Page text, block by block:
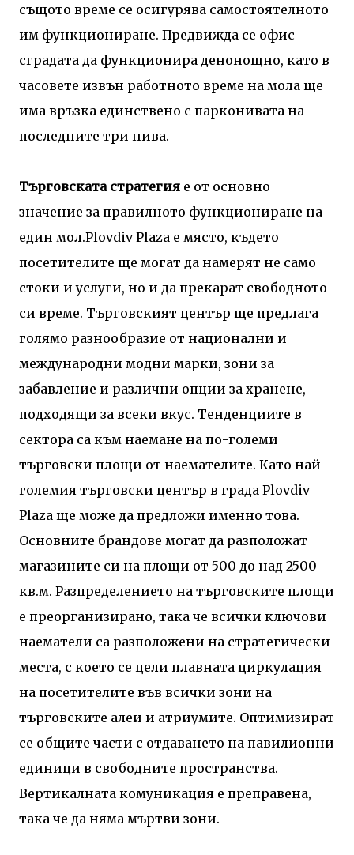
същото време се осигурява самостоятелното
им функциониране. Предвижда се офис
сградата да функционира денонощно, като в
часовете извън работното време на мола ще
има връзка единствено с парконивата на
последните три нива.
Търговската стратегия е от основно
значение за правилното функциониране на
един мол.Plovdiv Plaza е място, където
посетителите ще могат да намерят не само
стоки и услуги, но и да прекарат свободното
си време. Търговският център ще предлага
голямо разнообразие от национални и
международни модни марки, зони за
забавление и различни опции за хранене,
подходящи за всеки вкус. Тенденциите в
сектора са към наемане на по-големи
търговски площи от наемателите. Като най-
големия търговски център в града Plovdiv
Plaza ще може да предложи именно това.
Основните брандове могат да разположат
магазините си на площи от 500 до над 2500
кв.м. Разпределението на търговските площи
е преорганизирано, така че всички ключови
наематели са разположени на стратегически
места, с което се цели плавната циркулация
на посетителите във всички зони на
търговските алеи и атриумите. Оптимизират
се общите части с отдаването на павилионни
единици в свободните пространства.
Вертикалната комуникация е преправена,
така че да няма мъртви зони.